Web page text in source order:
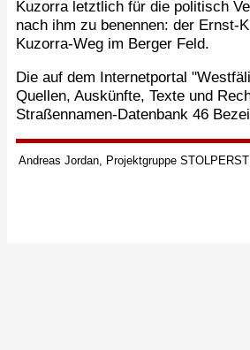
Kuzorra letztlich für die politisch
nach ihm zu benennen: der Ernst-
Kuzorra-Weg im Berger Feld.
Die auf dem Internetportal
Quellen, Auskünfte, Texte und
Straßennamen-Datenbank 46
Andreas Jordan, Projektgruppe